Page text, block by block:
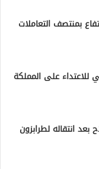
بمنتصف التعاملات
للاعتداء على المملكة
انتقاله لطرابزون